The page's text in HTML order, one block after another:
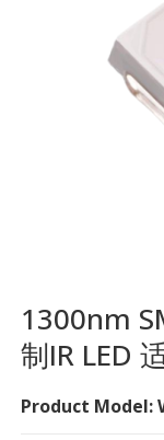
1300nm
制IR LED
Product Model: